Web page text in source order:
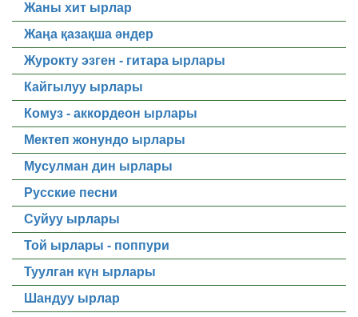
Жаны хит ырлар
Жаңа қазақша әндер
Журокту эзген - гитара ырлары
Кайгылуу ырлары
Комуз - аккордеон ырлары
Мектеп жонундо ырлары
Мусулман дин ырлары
Русские песни
Суйуу ырлары
Той ырлары - поппури
Туулган күн ырлары
Шандуу ырлар